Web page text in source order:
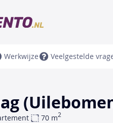
Werkwijze Veelgestelde
70 m2